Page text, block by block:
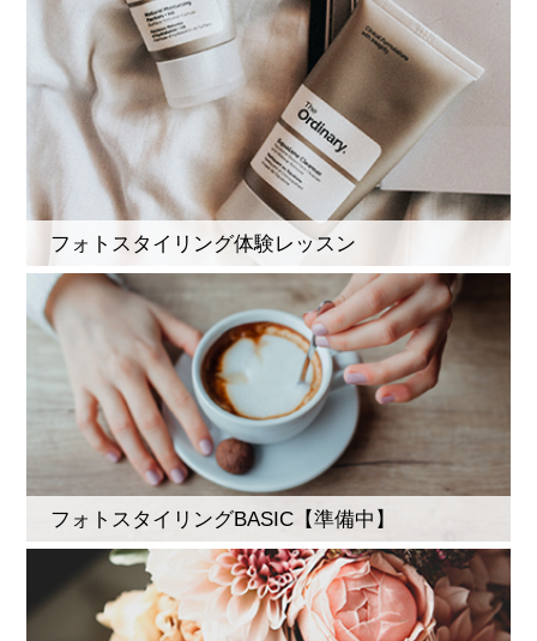
フォトスタイリング体験レッスン
フォトスタイリングBASIC【準備中】